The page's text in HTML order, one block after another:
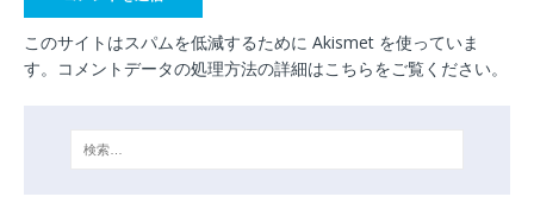
このサイトはスパムを低減するために Akismet を使っていま
す。 コメントデータの処理方法の詳細はこちらをご覧ください。